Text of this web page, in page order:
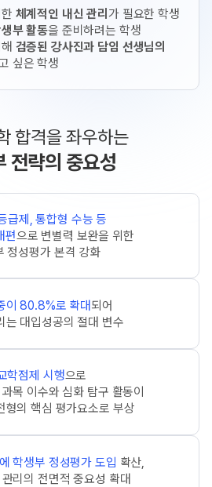
체계적인 내신 관리가 필요한 학생
부 활동을 준비하려는 학생
검증된 강사진과 담임 선생님의
싶은 학생
합격을 좌우하는
전략의 중요성
급제, 통합형 수능 등
편으로 변별력 보완을 위한
정성평가 본격 강화
이 80.8%로 확대 되어
는 대입성공의 절대 변수
학점제 시행으로
목 이수와 심화 탐구 활동이
형의 핵심 평가요소로 부상
학생부 정성평가 도입 확산,
관리의 전면적 중요성 확대